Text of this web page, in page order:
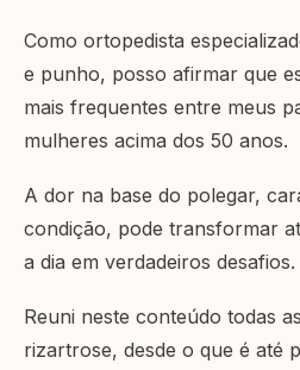
Como ortopedista
e punho, posso afirmar que
mais frequentes entre meus
mulheres acima dos 50 anos.
A dor na base do polegar,
condição, pode transformar
a dia em verdadeiros desafios.
Reuni neste conteúdo todas
rizartrose, desde o que é até